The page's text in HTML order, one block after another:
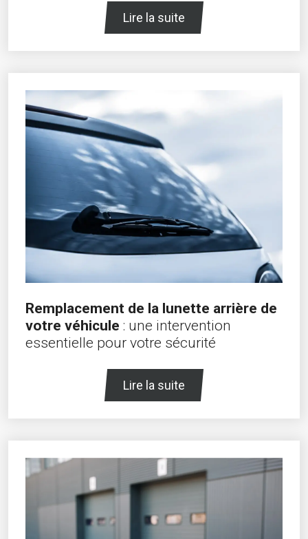
Lire la suite
Remplacement de la lunette arrière de
votre véhicule : une intervention
essentielle pour votre sécurité
Lire la suite